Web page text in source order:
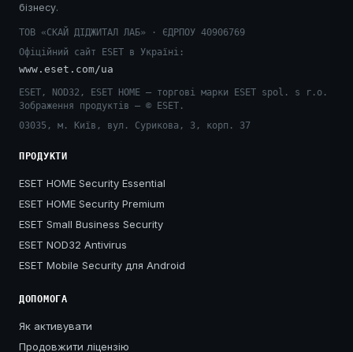
бізнесу.
ТОВ «СКАЙ ДІДЖИТАЛ ЛАБ» · ЄДРПОУ 40906769
Офіційний сайт ESET в Україні:
www.eset.com/ua
ESET, NOD32, ESET HOME — торгові марки ESET spol. s r.o.
Зображення продуктів — © ESET.
03035, м. Київ, вул. Сурикова, 3, корп. 37
ПРОДУКТИ
ESET HOME Security Essential
ESET HOME Security Premium
ESET Small Business Security
ESET NOD32 Antivirus
ESET Mobile Security для Android
ДОПОМОГА
Як активувати
Продовжити ліцензію